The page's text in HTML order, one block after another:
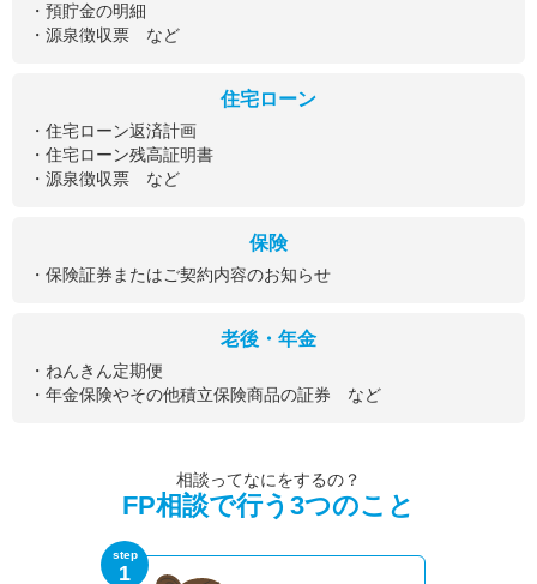
・預貯金の明細
・源泉徴収票 など
住宅ローン
・住宅ローン返済計画
・住宅ローン残高証明書
・源泉徴収票 など
保険
・保険証券またはご契約内容のお知らせ
老後・年金
・ねんきん定期便
・年金保険やその他積立保険商品の証券 など
相談ってなにをするの？
FP相談で行う3つのこと
step
1